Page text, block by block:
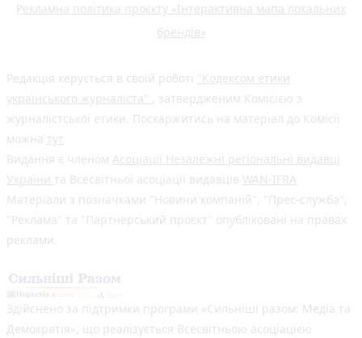
Рекламна політика проєкту «Інтерактивна мапа локальних
брендів»
Редакція керується в своїй роботі "Кодексом етики
українського журналіста" , затвердженим Комісією з
журналістської етики. Поскаржитись на матеріал до Комісії
можна тут
Видання є членом Асоціації Незалежні регіональні видавці
України та Всесвітньої асоціації видавців WAN-IFRA
Матеріали з позначками "Новини компаній", "Прес-служба",
"Реклама" та "Партнерський проєкт" опубліковані на правах
реклами.
Здійснено за підтримки програми «Сильніші разом: Медіа та
Демократія», що реалізується Всесвітньою асоціацією